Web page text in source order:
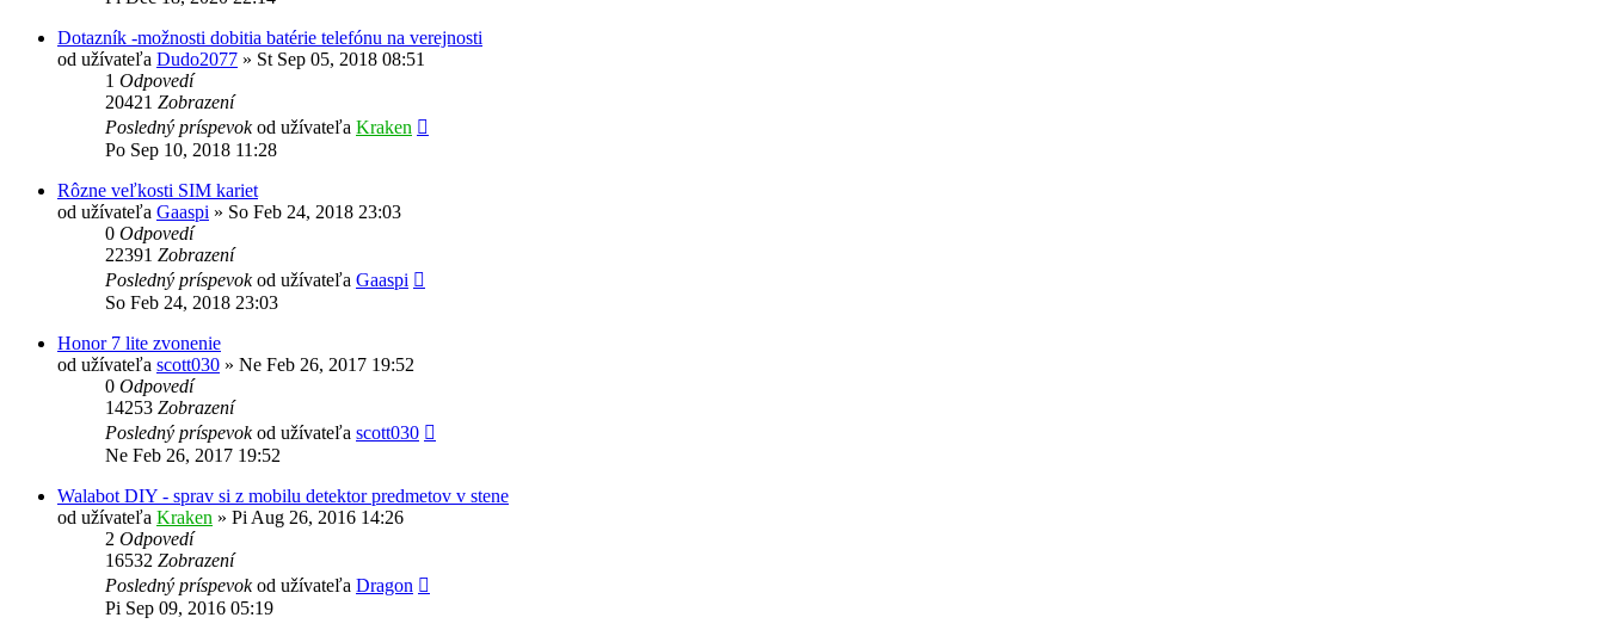
Dotazník -možnosti dobitia batérie telefónu na verejnosti
od užívateľa Dudo2077 » St Sep 05, 2018 08:51
1 Odpovedí
20421 Zobrazení
Posledný príspevokod užívateľa Kraken
Po Sep 10, 2018 11:28
Rôzne veľkosti SIM kariet
od užívateľa Gaaspi » So Feb 24, 2018 23:03
0 Odpovedí
22391 Zobrazení
Posledný príspevokod užívateľa Gaaspi
So Feb 24, 2018 23:03
Honor 7 lite zvonenie
od užívateľa scott030 » Ne Feb 26, 2017 19:52
0 Odpovedí
14253 Zobrazení
Posledný príspevokod užívateľa scott030
Ne Feb 26, 2017 19:52
Walabot DIY - sprav si z mobilu detektor predmetov v stene
od užívateľa Kraken » Pi Aug 26, 2016 14:26
2 Odpovedí
16532 Zobrazení
Posledný príspevokod užívateľa Dragon
Pi Sep 09, 2016 05:19